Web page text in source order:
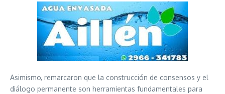
Asimismo, remarcaron que la construcción de consensos y el
diálogo permanente son herramientas fundamentales para